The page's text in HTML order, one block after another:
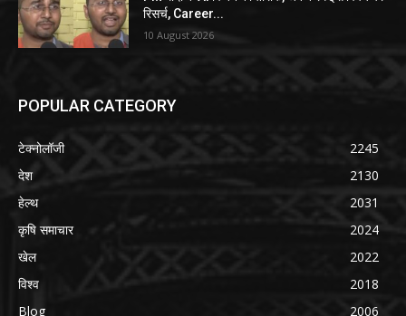
रिसर्च, Career...
10 August 2026
POPULAR CATEGORY
टेक्नोलॉजी
2245
देश
2130
हेल्थ
2031
कृषि समाचार
2024
खेल
2022
विश्व
2018
Blog
2006